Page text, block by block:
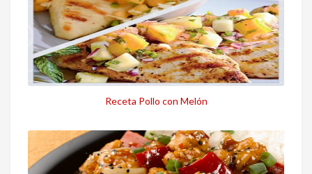
Receta Pollo con Melón